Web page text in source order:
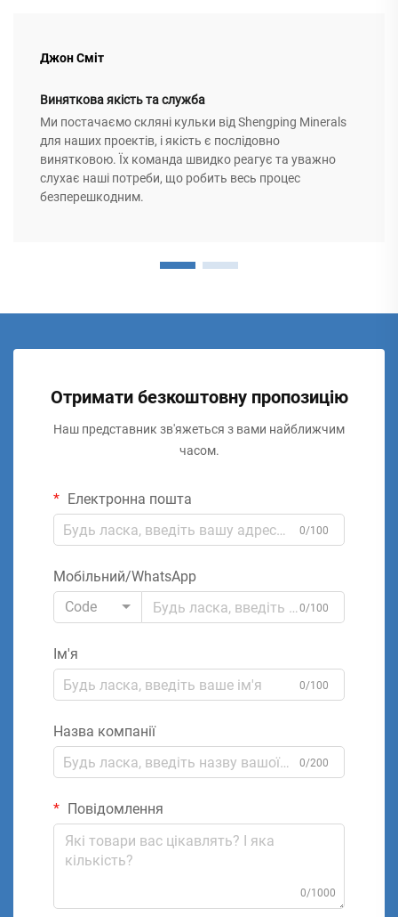
Джон Сміт
Виняткова якість та служба
Ми постачаємо скляні кульки від Shengping Minerals
для наших проектів, і якість є послідовно
винятковою. Їх команда швидко реагує та уважно
слухає наші потреби, що робить весь процес
безперешкодним.
Отримати безкоштовну пропозицію
Наш представник зв'яжеться з вами найближчим
часом.
Електронна пошта
0/100
Мобільний/WhatsApp
Code
0/100
Ім'я
0/100
Назва компанії
0/200
Повідомлення
0/1000